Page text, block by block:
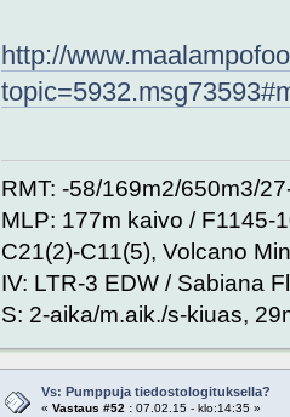
http://
RMT: -58/169m2/650m3/
MLP: 177m kaivo / F1145-
C21(2)-C11(5), Volcano
IV: LTR-3 EDW / Sabiana
S: 2-aika/m.aik./s-kiuas,
Vs: Pumppuja tiedostologituksella?
« Vastaus #52 :07.02.15 - klo:14:35 »